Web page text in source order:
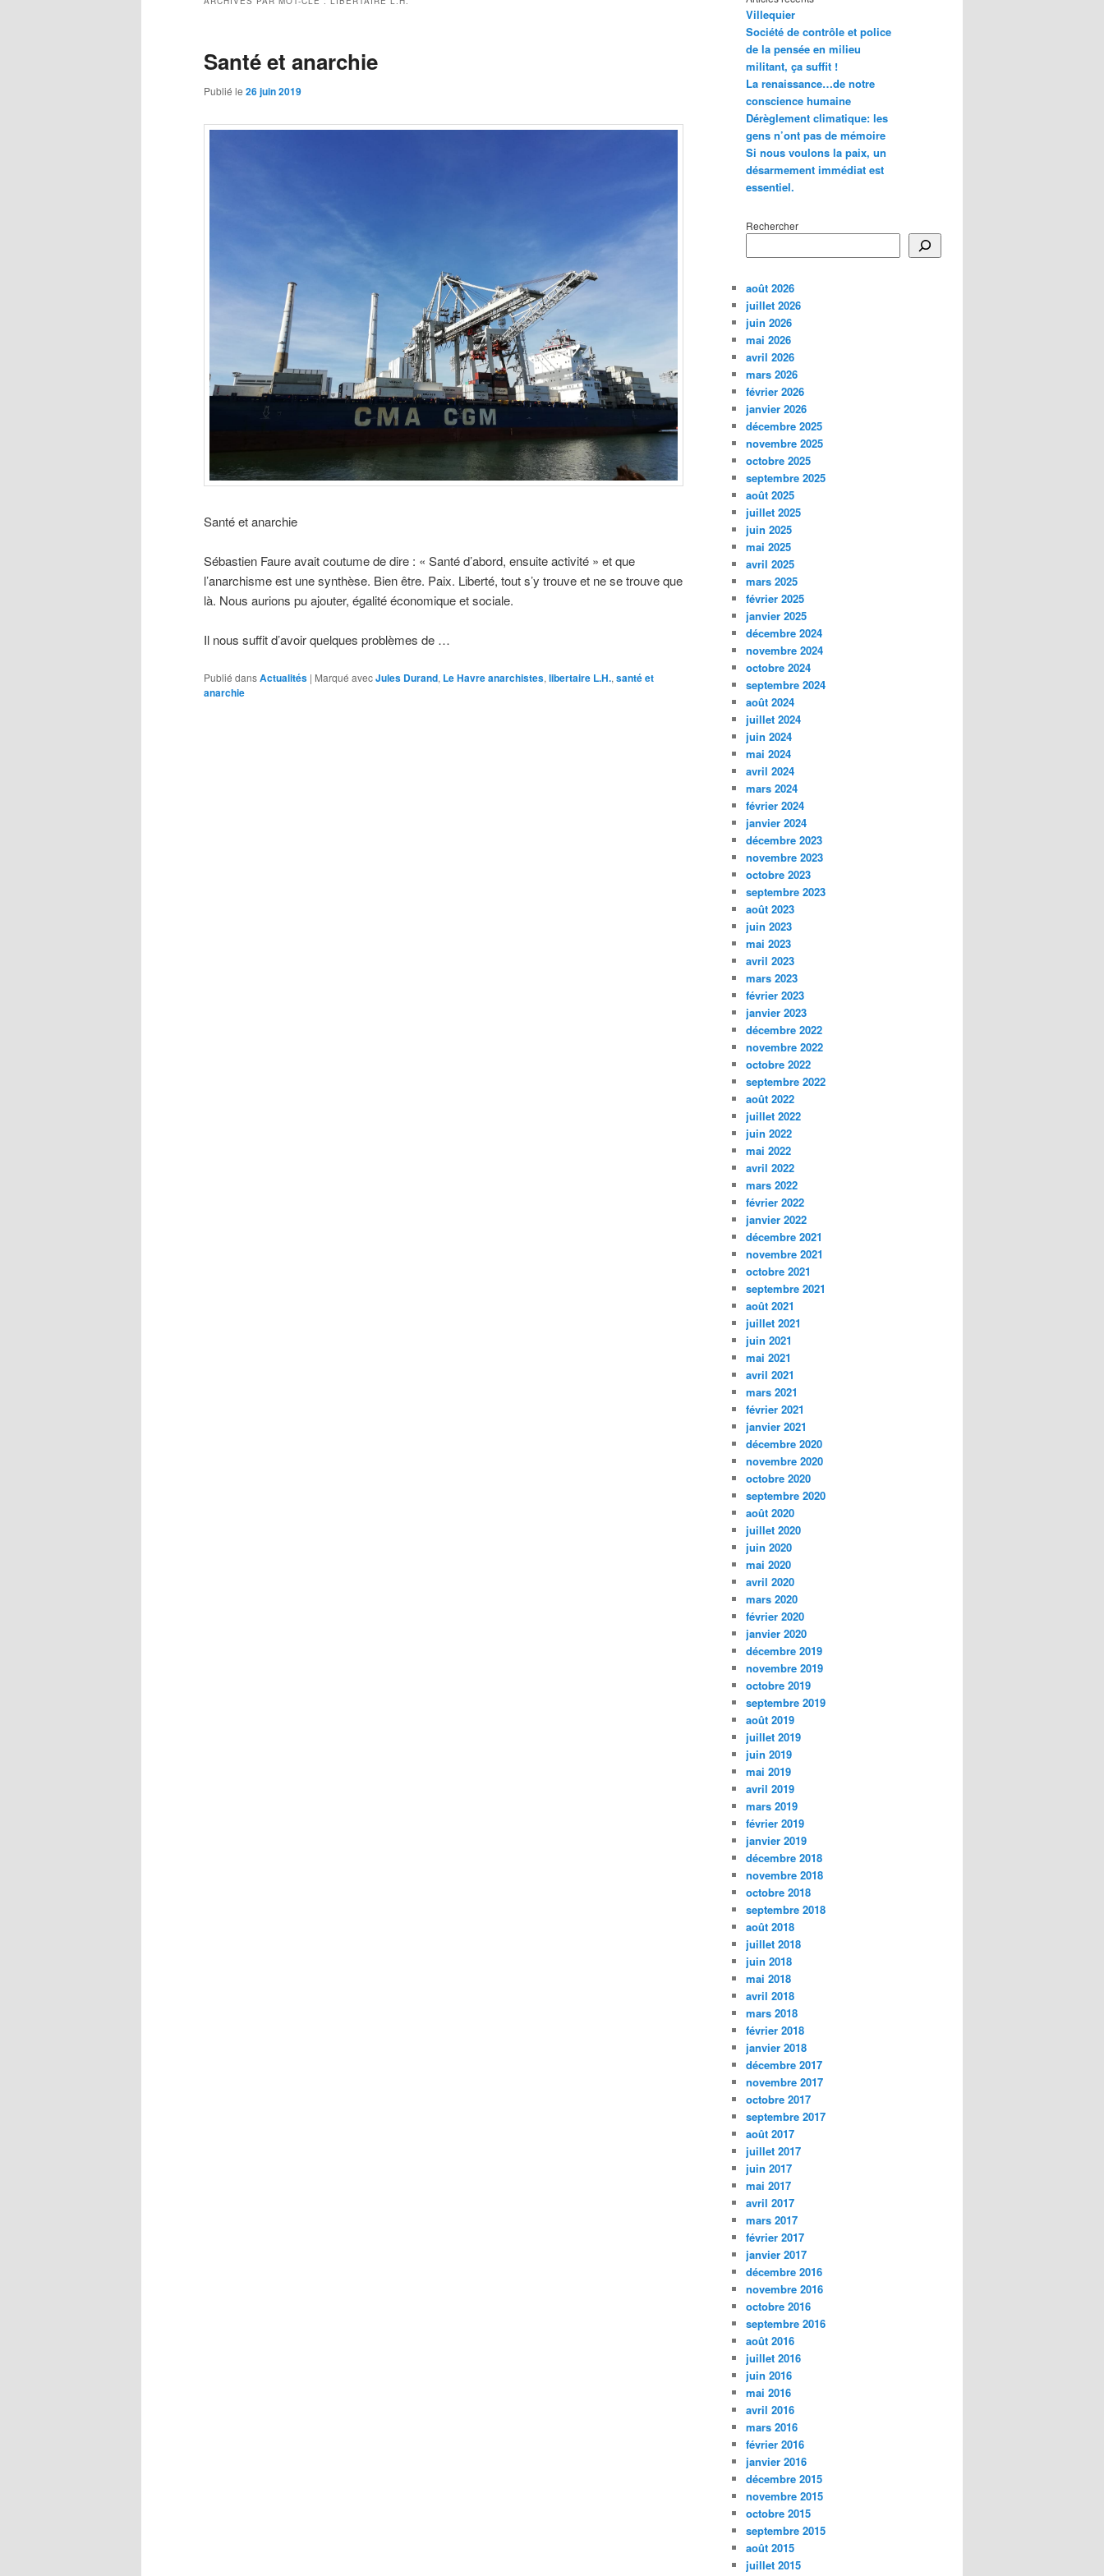
Santé et anarchie
Publié le 26 juin 2019
Santé et anarchie
Sébastien Faure avait coutume de dire : « Santé d’abord, ensuite activité » et que
l’anarchisme est une synthèse. Bien être. Paix. Liberté, tout s’y trouve et ne se trouve que
là. Nous aurions pu ajouter, égalité économique et sociale.
Il nous suffit d’avoir quelques problèmes de …
Publié dansActualités | Marqué avecJules Durand, Le Havre anarchistes, libertaire L.H., santé et
anarchie
Villequier
Société de contrôle et police
de la pensée en milieu
militant, ça suffit !
La renaissance…de notre
conscience humaine
Dérèglement climatique: les
gens n’ont pas de mémoire
Si nous voulons la paix, un
désarmement immédiat est
essentiel.
Rechercher
août 2026
juillet 2026
juin 2026
mai 2026
avril 2026
mars 2026
février 2026
janvier 2026
décembre 2025
novembre 2025
octobre 2025
septembre 2025
août 2025
juillet 2025
juin 2025
mai 2025
avril 2025
mars 2025
février 2025
janvier 2025
décembre 2024
novembre 2024
octobre 2024
septembre 2024
août 2024
juillet 2024
juin 2024
mai 2024
avril 2024
mars 2024
février 2024
janvier 2024
décembre 2023
novembre 2023
octobre 2023
septembre 2023
août 2023
juin 2023
mai 2023
avril 2023
mars 2023
février 2023
janvier 2023
décembre 2022
novembre 2022
octobre 2022
septembre 2022
août 2022
juillet 2022
juin 2022
mai 2022
avril 2022
mars 2022
février 2022
janvier 2022
décembre 2021
novembre 2021
octobre 2021
septembre 2021
août 2021
juillet 2021
juin 2021
mai 2021
avril 2021
mars 2021
février 2021
janvier 2021
décembre 2020
novembre 2020
octobre 2020
septembre 2020
août 2020
juillet 2020
juin 2020
mai 2020
avril 2020
mars 2020
février 2020
janvier 2020
décembre 2019
novembre 2019
octobre 2019
septembre 2019
août 2019
juillet 2019
juin 2019
mai 2019
avril 2019
mars 2019
février 2019
janvier 2019
décembre 2018
novembre 2018
octobre 2018
septembre 2018
août 2018
juillet 2018
juin 2018
mai 2018
avril 2018
mars 2018
février 2018
janvier 2018
décembre 2017
novembre 2017
octobre 2017
septembre 2017
août 2017
juillet 2017
juin 2017
mai 2017
avril 2017
mars 2017
février 2017
janvier 2017
décembre 2016
novembre 2016
octobre 2016
septembre 2016
août 2016
juillet 2016
juin 2016
mai 2016
avril 2016
mars 2016
février 2016
janvier 2016
décembre 2015
novembre 2015
octobre 2015
septembre 2015
août 2015
juillet 2015